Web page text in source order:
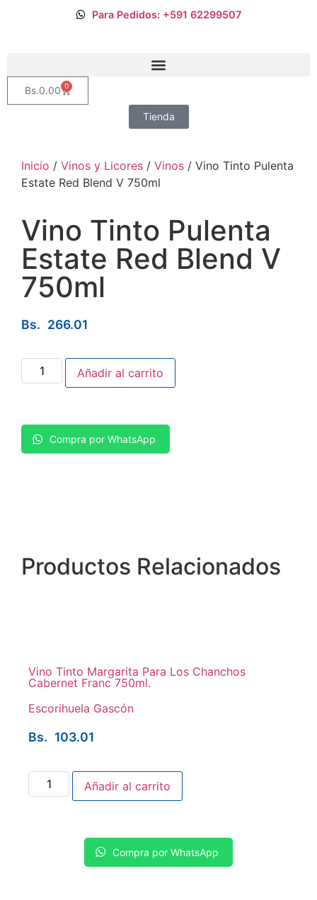
Para Pedidos: +591 62299507
Bs.0.00 0
Tienda
Inicio / Vinos y Licores / Vinos / Vino Tinto Pulenta
Estate Red Blend V 750ml
Vino Tinto Pulenta
Estate Red Blend V
750ml
Bs. 266.01
Añadir al carrito
Compra por WhatsApp
Productos Relacionados
Vino Tinto Margarita Para Los Chanchos
Cabernet Franc 750ml.
Escorihuela Gascón
Bs. 103.01
Añadir al carrito
Compra por WhatsApp